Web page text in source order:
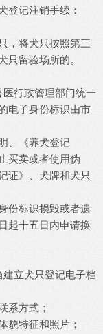
登记注销手续：
，将犬只按照第三
只留验场所的。
行政管理部门统一
电子身份标识由市
、《养犬登记
买卖或者使用伪
证》、犬牌和犬只
份标识损毁或者遗
起十五日内申请换
立犬只登记电子档
系方式；
貌特征和照片；